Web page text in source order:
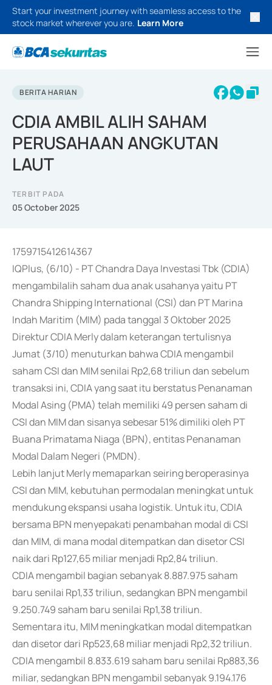
Start your investment journey with seamless access to the
stock market wherever you are. Learn More
BERITA HARIAN
CDIA AMBIL ALIH SAHAM
PERUSAHAAN ANGKUTAN
LAUT
TERBIT PADA
05 October 2025
1759715412614367
IQPlus, (6/10) - PT Chandra Daya Investasi Tbk (CDIA)
mengambilalih saham dua anak usahanya yaitu PT
Chandra Shipping International (CSI) dan PT Marina
Indah Maritim (MIM) pada tanggal 3 Oktober 2025
Direktur CDIA Merly dalam keterangan tertulisnya
Jumat (3/10) menuturkan bahwa CDIA mengambil
saham CSI dan MIM senilai Rp2,68 triliun dan sebelum
transaksi ini, CDIA yang saat itu berstatus Penanaman
Modal Asing (PMA) telah memiliki 49 persen saham di
CSI dan MIM dan sisanya sebesar 51% dimiliki oleh PT
Buana Primatama Niaga (BPN), entitas Penanaman
Modal Dalam Negeri (PMDN).
Lebih lanjut Merly memaparkan seiring beroperasinya
CSI dan MIM, kebutuhan permodalan meningkat untuk
mendukung ekspansi usaha logistik. Untuk itu, CDIA
bersama BPN menyepakati penambahan modal di CSI
dan MIM, di mana modal ditempatkan dan disetor CSI
naik dari Rp127,65 miliar menjadi Rp2,84 triliun.
CDIA mengambil bagian sebanyak 8.887.975 saham
baru senilai Rp1,33 triliun, sedangkan BPN mengambil
9.250.749 saham baru senilai Rp1,38 triliun.
Sementara itu, MIM meningkatkan modal ditempatkan
dan disetor dari Rp523,68 miliar menjadi Rp2,32 triliun.
CDIA mengambil 8.833.619 saham baru senilai Rp883,36
miliar, sedangkan BPN mengambil sebanyak 9.194.176